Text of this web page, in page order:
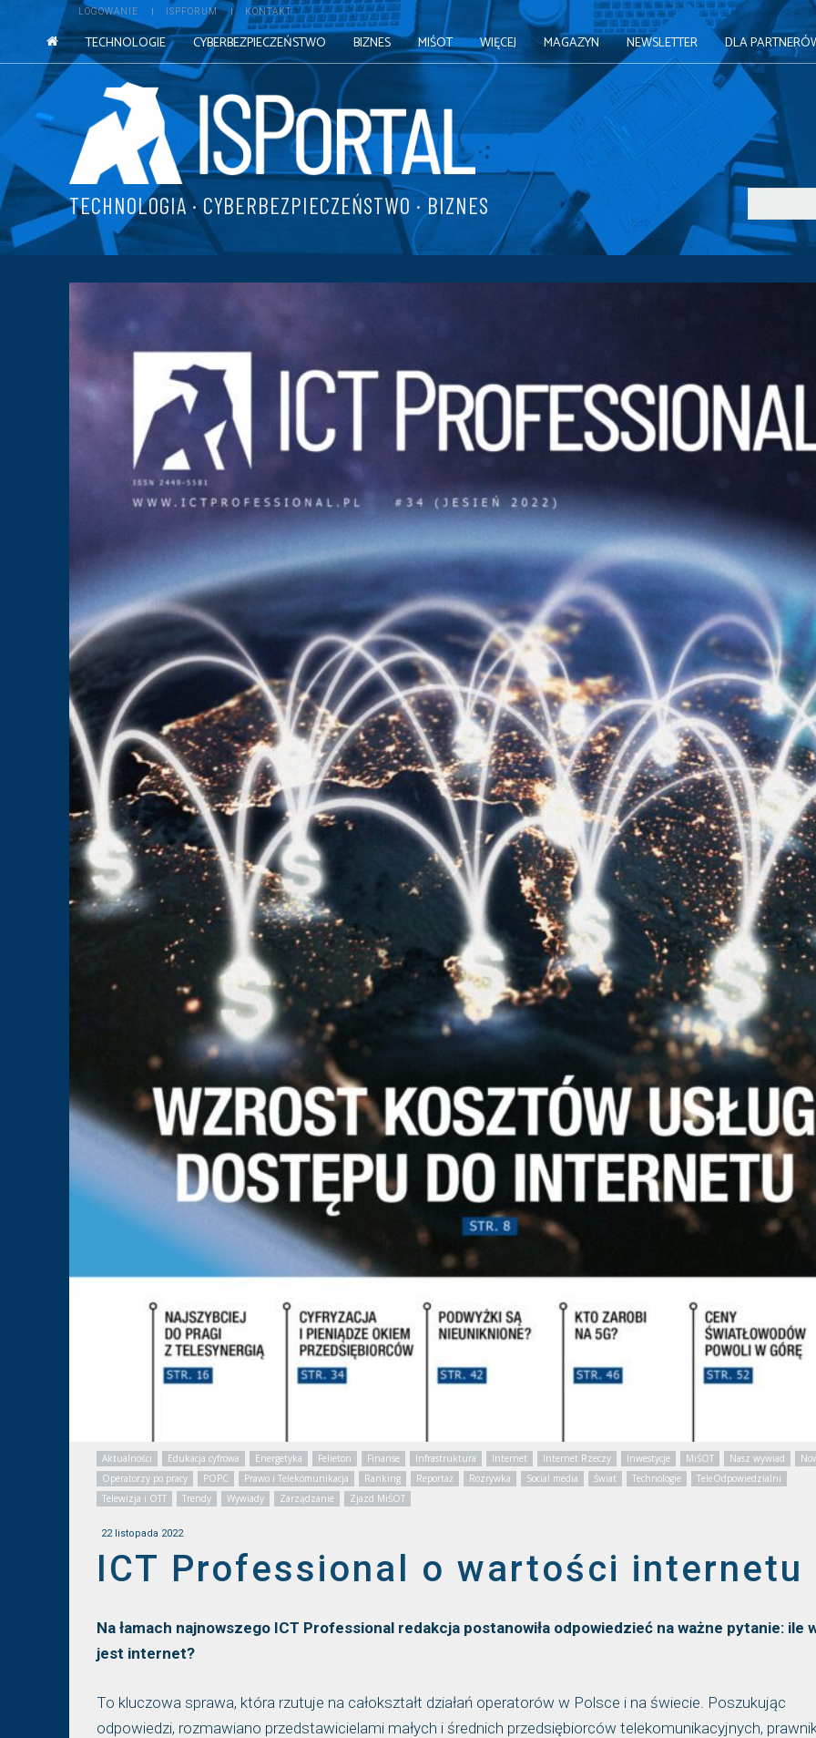
LOGOWANIE ISPFORUM KONTAKT
TECHNOLOGIE CYBERBEZPIECZEŃSTWO BIZNES MIŚOT WIĘCEJ MAGAZYN NEWSLETTER DLA
TECHNOLOGIA · CYBERBEZPIECZEŃSTWO · BIZNES
Aktualności Edukacja cyfrowa Energetyka Felieton Finanse Infrastruktura Internet Internet Rzeczy Inwestycje MiŚOT Nasz wywiad
Operatorzy po pracy
POPC Prawo i Telekomunikacja Ranking Reportaż Rozrywka Social media Świat Technologie
TeleOdpowiedzialni
Telewizja i OTT
Trendy Wywiady Zarządzanie Zjazd MiŚOT
22 listopada 2022
ICT Professional o wartości internetu
Na łamach najnowszego ICT Professional redakcja postanowiła odpowiedzieć na ważne pytanie: ile
jest internet?
To kluczowa sprawa, która rzutuje na całokształt działań operatorów w Polsce i na świecie. Poszukując
odpowiedzi, rozmawiano przedstawicielami małych i średnich przedsiębiorców telekomunikacyjnych,